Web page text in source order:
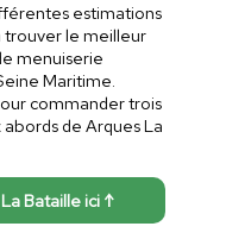
estimations
trouver le meilleur
menuiserie
Maritime.
commander trois
de Arques La
Bataille ici ↑